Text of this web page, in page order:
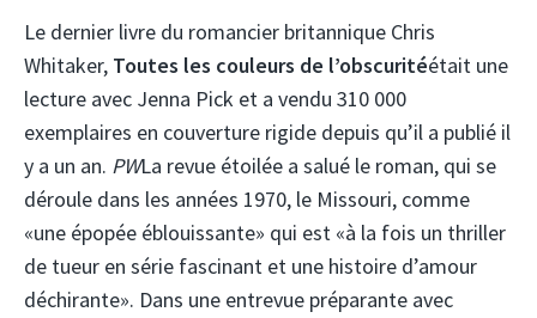
Le dernier livre du romancier britannique Chris
Whitaker, Toutes les couleurs de l’obscuritéétait une
lecture avec Jenna Pick et a vendu 310 000
exemplaires en couverture rigide depuis qu’il a publié il
y a un an. PWLa revue étoilée a salué le roman, qui se
déroule dans les années 1970, le Missouri, comme
«une épopée éblouissante» qui est «à la fois un thriller
de tueur en série fascinant et une histoire d’amour
déchirante». Dans une entrevue préparante avec